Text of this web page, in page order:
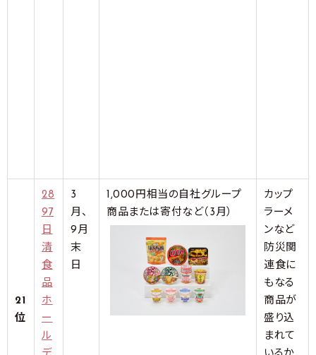
21
位
28
97
日
清
食
品
ホ
ー
ル
3
月、
9月
末
日
1,000円相当の自社グループ
商品または寄付など（3月）
カップ
ラーメ
ンなど
防災関
連食に
もなる
商品が
盛り込
まれて